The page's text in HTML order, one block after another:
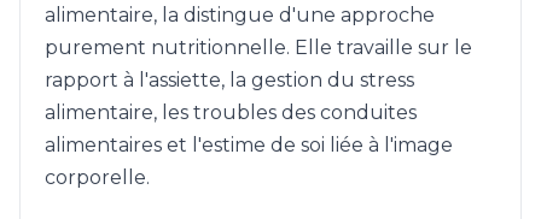
alimentaire, la distingue d'une approche
purement nutritionnelle. Elle travaille sur le
rapport à l'assiette, la gestion du stress
alimentaire, les troubles des conduites
alimentaires et l'estime de soi liée à l'image
corporelle.